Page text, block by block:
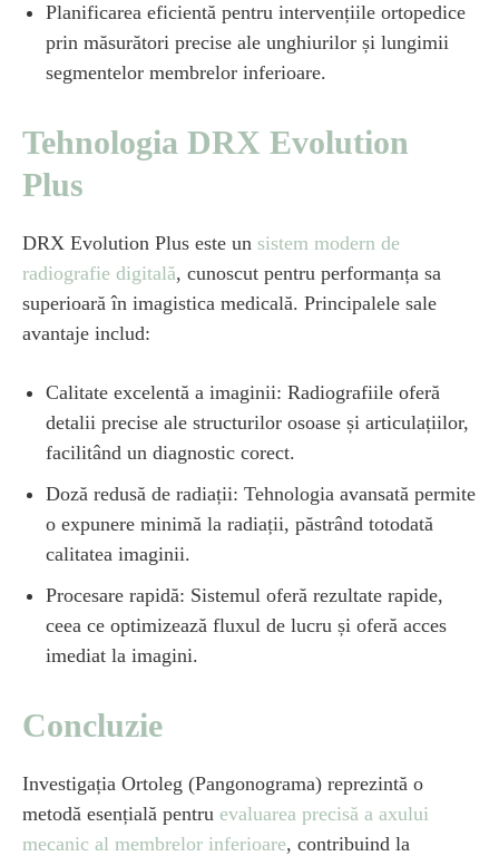
Planificarea eficientă pentru intervențiile ortopedice
prin măsurători precise ale unghiurilor și lungimii
segmentelor membrelor inferioare.
Tehnologia DRX Evolution
Plus
DRX Evolution Plus este un sistem modern de
radiografie digitală, cunoscut pentru performanța sa
superioară în imagistica medicală. Principalele sale
avantaje includ:
Calitate excelentă a imaginii: Radiografiile oferă
detalii precise ale structurilor osoase și articulațiilor,
facilitând un diagnostic corect.
Doză redusă de radiații: Tehnologia avansată permite
o expunere minimă la radiații, păstrând totodată
calitatea imaginii.
Procesare rapidă: Sistemul oferă rezultate rapide,
ceea ce optimizează fluxul de lucru și oferă acces
imediat la imagini.
Concluzie
Investigația Ortoleg (Pangonograma) reprezintă o
metodă esențială pentru evaluarea precisă a axului
mecanic al membrelor inferioare, contribuind la